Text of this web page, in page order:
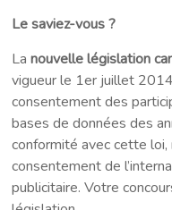
Le saviez-vous ?
Lanouvelle législation
vigueur le 1er juillet
consentement des
bases de données des
conformité avec cette
consentement de
publicitaire. Votre